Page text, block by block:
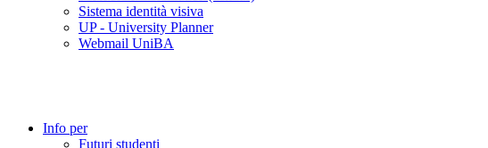
Sistema identità visiva
UP - University Planner
Webmail UniBA
Info per
Futuri studenti